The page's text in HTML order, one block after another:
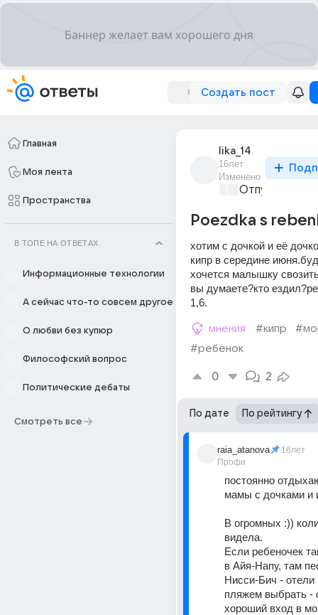
Создать пост
Главная
Моя лента
Пространства
В ТОПЕ НА ОТВЕТАХ
Информационные технологии
А сейчас что-то совсем другое
О любви без купюр
Философский вопрос
Политические дебаты
Смотреть все
lika_14
16лет
Изменено
Отпуск мечты
Poezdka s
хотим с дочкой и её
кипр в середине
хочется малышку
вы думаете?кто
1,6.
мнения #кипр
#ребенок
0 2
По дате По рейтингу
raia_atanova
Профи
16лет
постоянно
В огромных :))
видела.
Если ребеночек
в Айя-Напу, там
Нисси-Бич -
пляжем выбрать -
хороший вход в